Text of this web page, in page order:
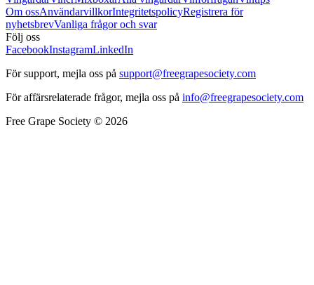
Om ossAnvändarvillkorIntegritetspolicyRegistrera för
nyhetsbrevVanliga frågor och svar
Följ oss
FacebookInstagramLinkedIn
För support, mejla oss på support@freegrapesociety.com
För affärsrelaterade frågor, mejla oss på info@freegrapesociety.com
Free Grape Society © 2026